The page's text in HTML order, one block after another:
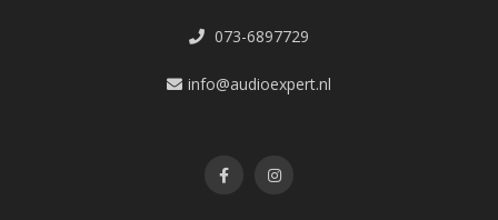
073-6897729
info@audioexpert.nl